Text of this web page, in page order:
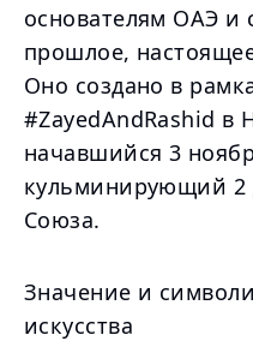
основателям ОАЭ и
прошлое,
Оно создано в
#ZayedAndRashid в
начавшийся 3
кульминирующий 2
Союза.
Значение и
искусства